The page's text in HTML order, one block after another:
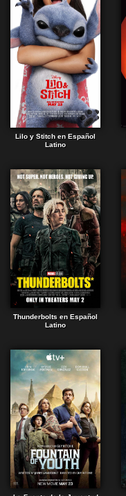
Lilo y Stitch en Español
Latino
Thunderbolts en Español
Latino